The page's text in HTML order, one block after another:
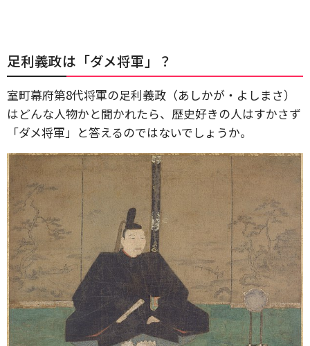
足利義政は「ダメ将軍」？
室町幕府第8代将軍の足利義政（あしかが・よしまさ）
はどんな人物かと聞かれたら、歴史好きの人はすかさず
「ダメ将軍」と答えるのではないでしょうか。